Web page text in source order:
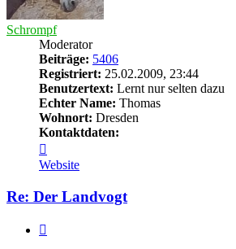
Schrompf
Moderator
Beiträge: 5406
Registriert: 25.02.2009, 23:44
Benutzertext: Lernt nur selten dazu
Echter Name: Thomas
Wohnort: Dresden
Kontaktdaten:
von
Schrompf
Website
Re: Der Landvogt